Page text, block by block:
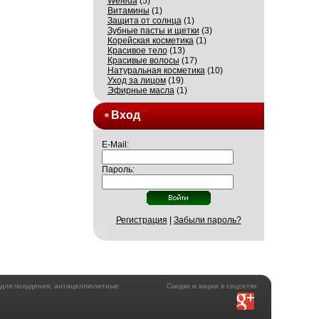
Витамины (1)
Защита от солнца(1)
Зубные пасты и щетки (3)
Корейская косметика(1)
Красивое тело(13)
Красивые волосы (17)
Натуральная косметика(10)
Уход за лицом(19)
Эфирные масла(1)
Вход
E-Mail:
Пароль:
Регистрация Забыли пароль?
Скидки и акции в соцсетях
похудения, антицеллюлитные